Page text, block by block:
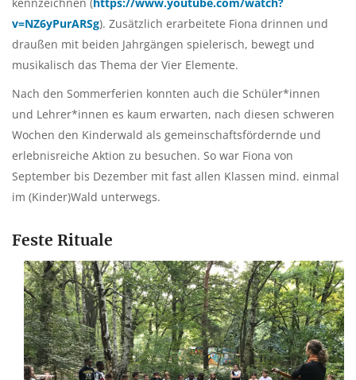
v=NZ6yPurARSg). Zusätzlich erarbeitete Fiona drinnen und
draußen mit beiden Jahrgängen spielerisch, bewegt und
musikalisch das Thema der Vier Elemente.
Nach den Sommerferien konnten auch die Schüler*innen
und Lehrer*innen es kaum erwarten, nach diesen schweren
Wochen den Kinderwald als gemeinschaftsfördernde und
erlebnisreiche Aktion zu besuchen. So war Fiona von
September bis Dezember mit fast allen Klassen mind. einmal
im (Kinder)Wald unterwegs.
Feste Rituale